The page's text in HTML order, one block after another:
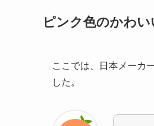
ピンク色のかわ
ここでは、日本メーカ
した。